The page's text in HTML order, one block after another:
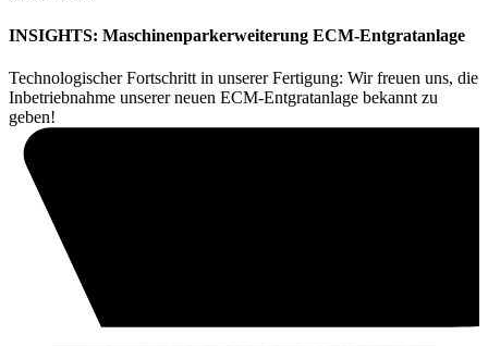
INSIGHTS: Maschinenparkerweiterung ECM-Entgratanlage
Technologischer Fortschritt in unserer Fertigung: Wir freuen uns, die
Inbetriebnahme unserer neuen ECM-Entgratanlage bekannt zu
geben!